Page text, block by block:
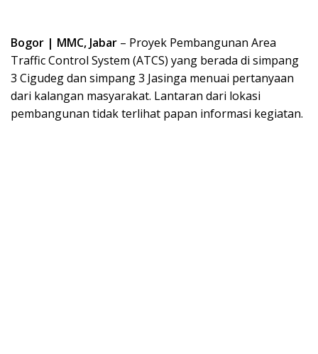
Bogor | MMC, Jabar – Proyek Pembangunan Area
Traffic Control System (ATCS) yang berada di simpang
3 Cigudeg dan simpang 3 Jasinga menuai pertanyaan
dari kalangan masyarakat. Lantaran dari lokasi
pembangunan tidak terlihat papan informasi kegiatan.